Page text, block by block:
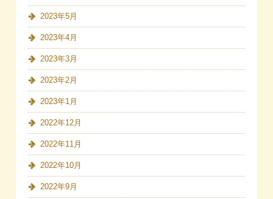
2023年5月
2023年4月
2023年3月
2023年2月
2023年1月
2022年12月
2022年11月
2022年10月
2022年9月